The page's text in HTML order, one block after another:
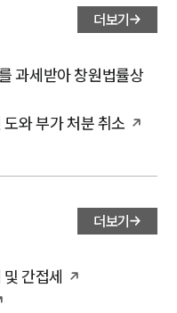
더보기
과세받아 창원법률상
와 부가 처분 취소
더보기
간접세